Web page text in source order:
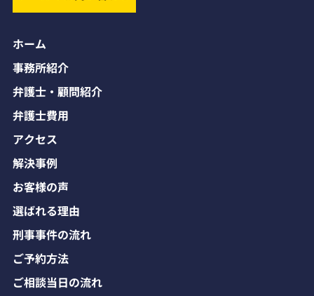
ホーム
事務所紹介
弁護士・顧問紹介
弁護士費用
アクセス
解決事例
お客様の声
選ばれる理由
刑事事件の流れ
ご予約方法
ご相談当日の流れ